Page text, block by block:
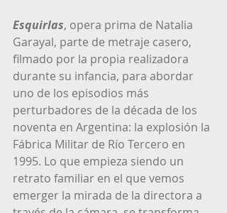
Esquirlas, opera prima de Natalia
Garayal, parte de metraje casero,
filmado por la propia realizadora
durante su infancia, para abordar
uno de los episodios más
perturbadores de la década de los
noventa en Argentina: la explosión la
Fábrica Militar de Río Tercero en
1995. Lo que empieza siendo un
retrato familiar en el que vemos
emerger la mirada de la directora a